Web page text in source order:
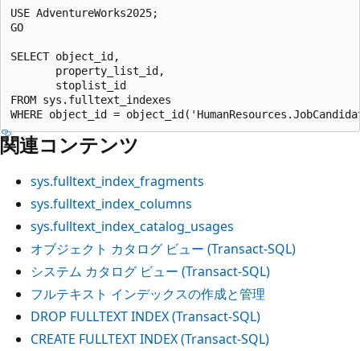
USE AdventureWorks2025;
GO
SELECT object_id,
       property_list_id,
       stoplist_id
FROM sys.fulltext_indexes
関連コンテンツ
sys.fulltext_index_fragments
sys.fulltext_index_columns
sys.fulltext_index_catalog_usages
オブジェクト カタログ ビュー (Transact-SQL)
システム カタログ ビュー (Transact-SQL)
フルテキスト インデックスの作成と管理
DROP FULLTEXT INDEX (Transact-SQL)
CREATE FULLTEXT INDEX (Transact-SQL)